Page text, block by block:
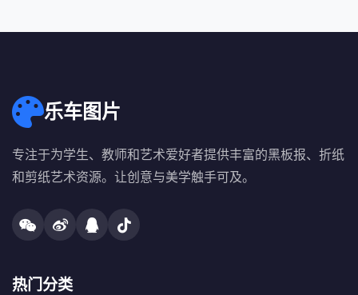
乐车图片
专注于为学生、教师和艺术爱好者提供丰富的黑板报、折纸
和剪纸艺术资源。让创意与美学触手可及。
热门分类